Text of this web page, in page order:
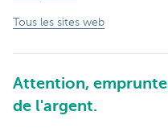
Tous les sites web
Attention,
de l'argent.